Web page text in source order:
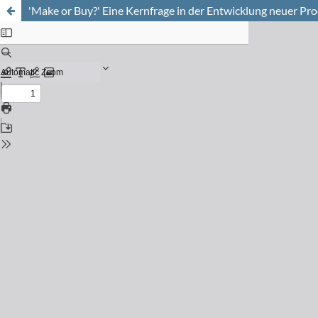
'Make or Buy?' Eine Kernfrage in der Entwicklung neuer